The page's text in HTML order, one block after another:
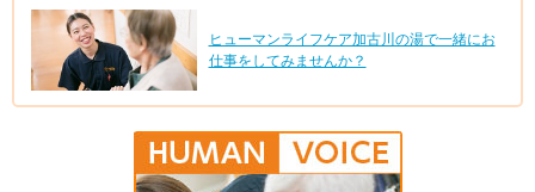
ヒューマンライフケア加古川の湯で一緒にお
仕事をしてみませんか？